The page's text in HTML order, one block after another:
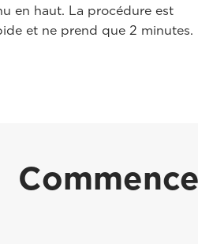
en haut. La procédure est
et ne prend que 2 minutes.